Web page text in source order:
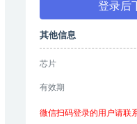
登录后
其他信息
芯片
有效期
微信扫码登录的用户请联